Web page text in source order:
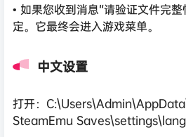
• 如果您收到消息“请验证文件完
定。它最终会进入游戏菜单。
中文设置
打开：
SteamEmu